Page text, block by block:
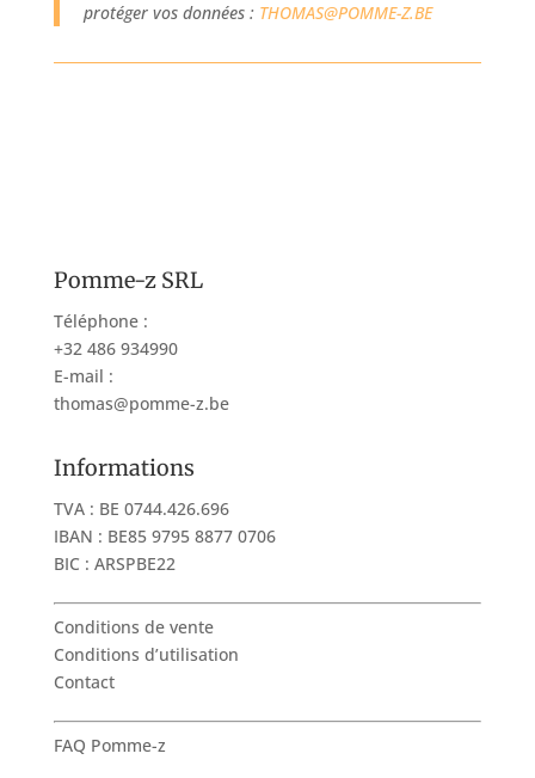
protéger vos données : THOMAS@POMME-Z.BE
Pomme-z SRL
Téléphone :
+32 486 934990
E-mail :
thomas@pomme-z.be
Informations
TVA : BE 0744.426.696
IBAN : BE85 9795 8877 0706
BIC : ARSPBE22
Conditions de vente
Conditions d’utilisation
Contact
FAQ Pomme-z